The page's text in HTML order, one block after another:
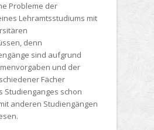
Probleme der
Lehramtsstudiums mit
denn
sind aufgrund
und der
Fächer
Studienganges schon
anderen Studiengängen